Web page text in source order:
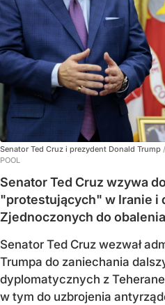
Senator Ted Cruz i prezydent Donald Trump
POOL
Senator Ted Cruz wzywa
"protestujących" w Iranie i
Zjednoczonych do
Senator Ted Cruz wezwał
Trumpa do zaniechania
dyplomatycznych z
w tym do uzbrojenia